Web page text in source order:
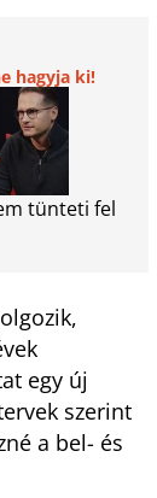
hagyja ki!
tünteti fel
egy új
szerint
a bel- és